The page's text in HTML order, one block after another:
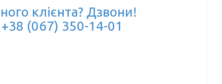
клієнта? Дзвони!
(067) 350-14-01